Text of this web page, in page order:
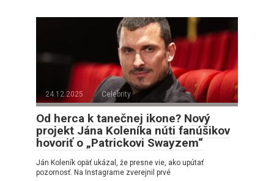
24.12.2025 Celebrity
Od herca k tanečnej ikone? Nový
projekt Jána Koleníka núti fanúšikov
hovoriť o „Patrickovi Swayzem“
Ján Koleník opäť ukázal, že presne vie, ako upútať
pozornosť. Na Instagrame zverejnil prvé